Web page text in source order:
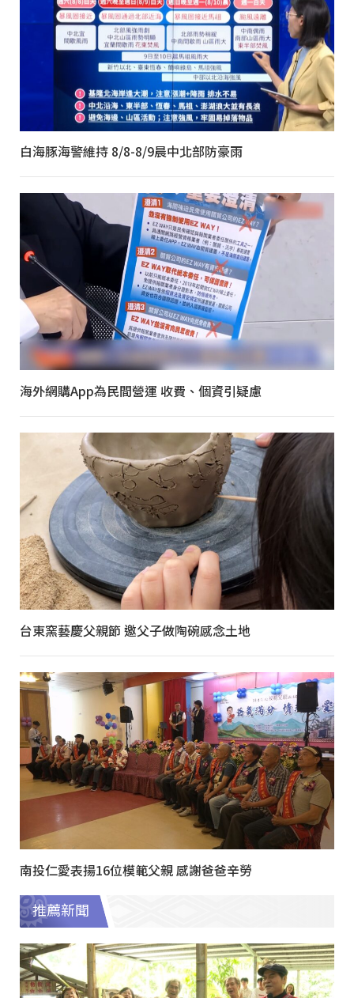
白海豚海警維持 8/8-8/9晨中北部防豪雨
海外網購App為民間營運 收費、個資引疑慮
台東窯藝慶父親節 邀父子做陶碗感念土地
南投仁愛表揚16位模範父親 感謝爸爸辛勞
推薦新聞